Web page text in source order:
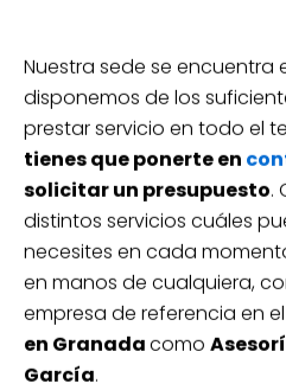
Nuestra sede se encuentra
disponemos de los
prestar servicio en todo el
tienes que ponerte en
solicitar un presupuesto.
distintos servicios cuáles
necesites en cada
en manos de cualquiera,
empresa de referencia en
en Granadacomo
García.